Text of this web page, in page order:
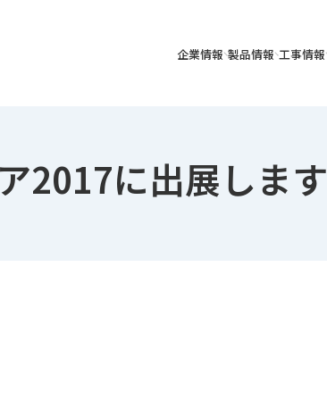
企業情報 製品情報 工事情報
2017に出展します